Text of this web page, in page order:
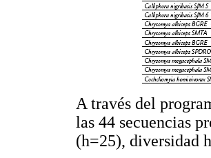
A través del
las 44 secuencias
(h=25), diversidad